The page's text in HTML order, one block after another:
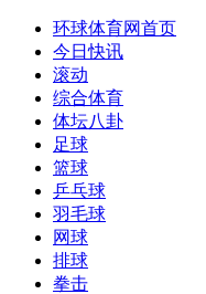
环球体育网首页
今日快讯
滚动
综合体育
体坛八卦
足球
篮球
乒乓球
羽毛球
网球
排球
拳击